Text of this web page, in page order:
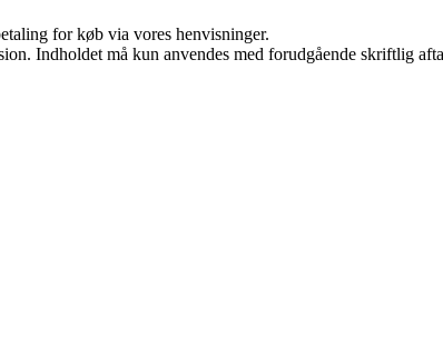
for køb via vores henvisninger.
Indholdet må kun anvendes med forudgående skriftlig